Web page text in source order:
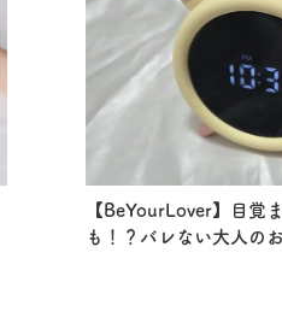
【BeYourLover】目覚
も！？バレない大人の